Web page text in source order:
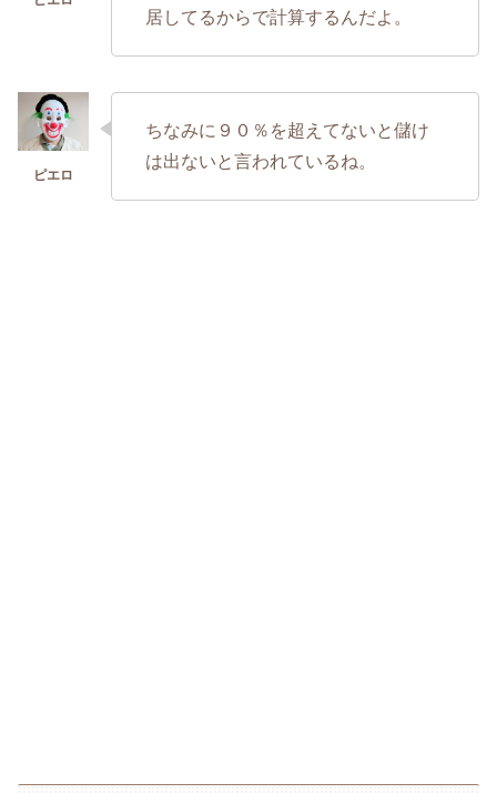
居してるからで計算するんだよ。
ちなみに９０％を超えてないと儲け
は出ないと言われているね。